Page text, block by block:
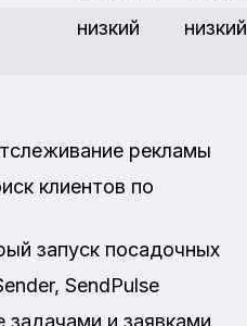
низкий низкий
рекламы
клиентов по
запуск посадочных
SendPulse
и заявками